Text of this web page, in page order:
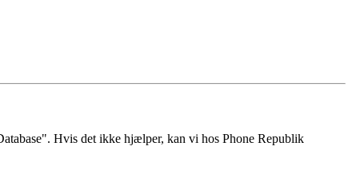
Hvis det ikke hjælper, kan vi hos Phone Republik